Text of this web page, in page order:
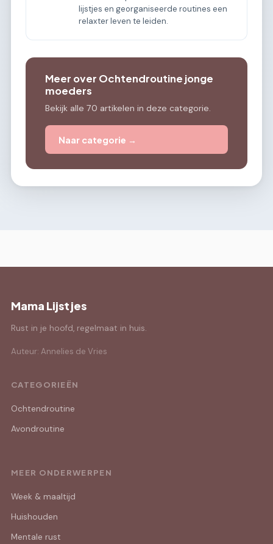
lijstjes en georganiseerde routines een
relaxter leven te leiden.
Meer over Ochtendroutine jonge
moeders
Bekijk alle 70 artikelen in deze categorie.
Naar categorie →
Mama Lijstjes
Rust in je hoofd, regelmaat in huis.
Auteur: Annelies de Vries
CATEGORIEËN
Ochtendroutine
Avondroutine
MEER ONDERWERPEN
Week & maaltijd
Huishouden
Mentale rust